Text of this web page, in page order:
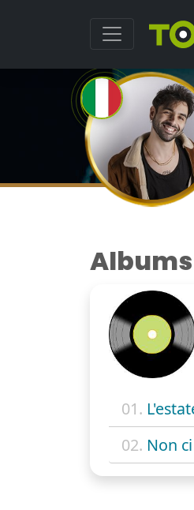
Albums
01.
02. Non